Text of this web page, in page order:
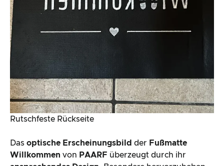
Rutschfeste Rückseite
Das optische Erscheinungsbild der Fußmatte
Willkommen von PAARF überzeugt durch ihr